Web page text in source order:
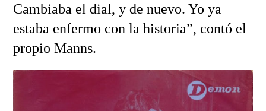
Cambiaba el dial, y de nuevo. Yo ya
estaba enfermo con la historia”, contó el
propio Manns.